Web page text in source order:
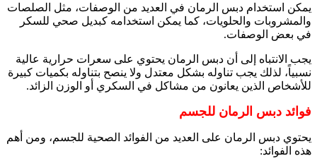
يمكن استخدام دبس الرمان في العديد من الوصفات، مثل الصلصات
والمشروبات والحلويات، كما يمكن استخدامه كبديل صحي للسكر
في بعض الوصفات.
يجب الانتباه إلى أن دبس الرمان يحتوي على سعرات حرارية عالية
نسبياً، لذلك يجب تناوله بشكل معتدل ولا ينصح بتناوله بكميات كبيرة
للأشخاص الذين يعانون من مشاكل في السكري أو الوزن الزائد.
فوائد دبس الرمان للجسم
يحتوي دبس الرمان على العديد من الفوائد الصحية للجسم، ومن أهم
هذه الفوائد: